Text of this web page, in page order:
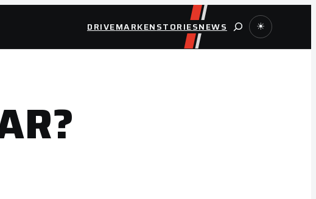
DRIVEMARKENSTORIESNEWSSuche ☀